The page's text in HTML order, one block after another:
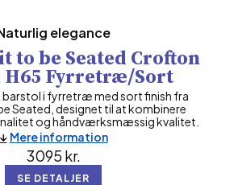
elegance
to be Seated Crofton
H65 Fyrretræ/Sort
barstol i fyrretræ med sort finish fra
Seated, designet til at kombinere
og håndværksmæssig kvalitet.
3095 kr.
SE DETALJER
Mere information